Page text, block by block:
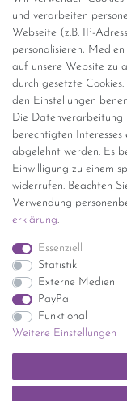
und verarbeiten
Webseite (z.B. IP-
personalisieren,
auf unsere Website zu
durch gesetzte
den Einstellungen
Die Datenverarbeitung
berechtigten
abgelehnt werden. Es
Einwilligung zu einem
widerrufen. Beachten
Verwendung
erklärung.
Essenziell
Statistik
Externe Medien
PayPal
Funktional
Weitere Einstellungen
Versand per GLS
(innerhalb
kostenfreie Lieferung
Deutschlands)
Übersicht
Wir kaufen an
Sie haben zuviel
Einfach
*Endpreis inkl.
UStG der
Impressum